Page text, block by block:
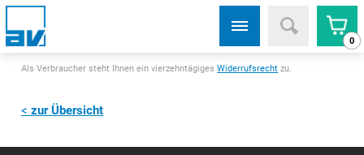
0
Als Verbraucher steht Ihnen ein vierzehntägigesWiderrufsrecht zu.
zur Übersicht